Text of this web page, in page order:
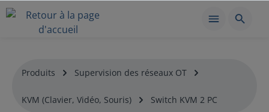
Produits Supervision des réseaux OT
KVM (Clavier, Vidéo, Souris) Switch KVM 2 PC